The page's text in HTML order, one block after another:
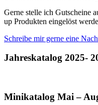
Gerne stelle ich Gutscheine
up Produkten eingelöst
Schreibe mir gerne eine
Jahreskatalog 2025-
Minikatalog Mai –